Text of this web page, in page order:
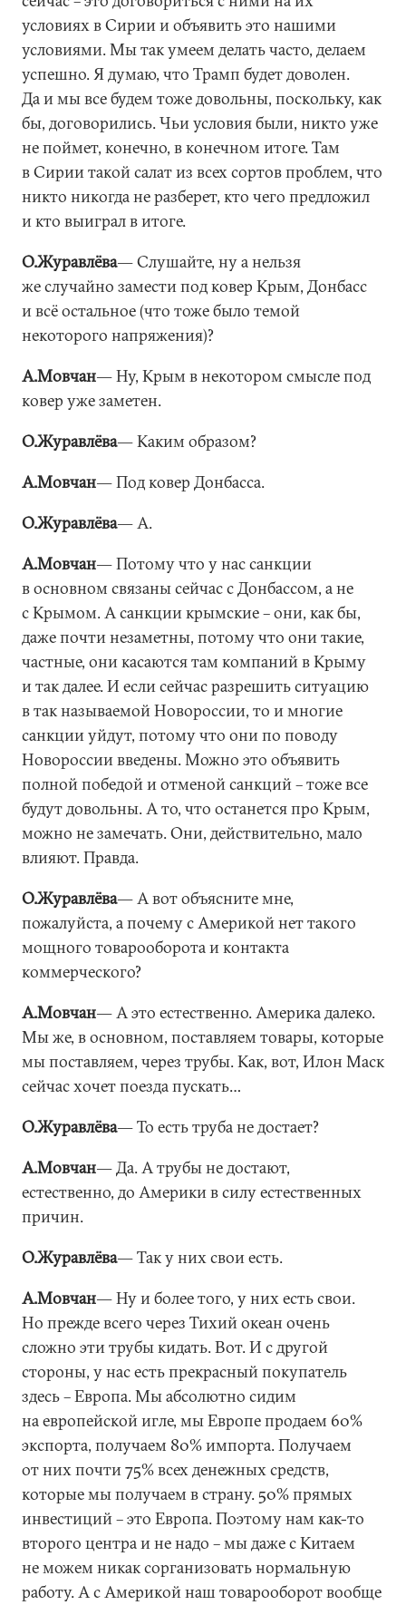
условиях в Сирии и объявить это нашими
условиями. Мы так умеем делать часто, делаем
успешно. Я думаю, что Трамп будет доволен.
Да и мы все будем тоже довольны, поскольку, как
бы, договорились. Чьи условия были, никто уже
не поймет, конечно, в конечном итоге. Там
в Сирии такой салат из всех сортов проблем, что
никто никогда не разберет, кто чего предложил
и кто выиграл в итоге.
О.Журавлёва― Слушайте, ну а нельзя
же случайно замести под ковер Крым, Донбасс
и всё остальное (что тоже было темой
некоторого напряжения)?
А.Мовчан― Ну, Крым в некотором смысле под
ковер уже заметен.
О.Журавлёва― Каким образом?
А.Мовчан― Под ковер Донбасса.
О.Журавлёва― А.
А.Мовчан― Потому что у нас санкции
в основном связаны сейчас с Донбассом, а не
с Крымом. А санкции крымские – они, как бы,
даже почти незаметны, потому что они такие,
частные, они касаются там компаний в Крыму
и так далее. И если сейчас разрешить ситуацию
в так называемой Новороссии, то и многие
санкции уйдут, потому что они по поводу
Новороссии введены. Можно это объявить
полной победой и отменой санкций – тоже все
будут довольны. А то, что останется про Крым,
можно не замечать. Они, действительно, мало
влияют. Правда.
О.Журавлёва― А вот объясните мне,
пожалуйста, а почему с Америкой нет такого
мощного товарооборота и контакта
коммерческого?
А.Мовчан― А это естественно. Америка далеко.
Мы же, в основном, поставляем товары, которые
мы поставляем, через трубы. Как, вот, Илон Маск
сейчас хочет поезда пускать…
О.Журавлёва― То есть труба не достает?
А.Мовчан― Да. А трубы не достают,
естественно, до Америки в силу естественных
причин.
О.Журавлёва― Так у них свои есть.
А.Мовчан― Ну и более того, у них есть свои.
Но прежде всего через Тихий океан очень
сложно эти трубы кидать. Вот. И с другой
стороны, у нас есть прекрасный покупатель
здесь – Европа. Мы абсолютно сидим
на европейской игле, мы Европе продаем 60%
экспорта, получаем 80% импорта. Получаем
от них почти 75% всех денежных средств,
которые мы получаем в страну. 50% прямых
инвестиций – это Европа. Поэтому нам как-то
второго центра и не надо – мы даже с Китаем
не можем никак сорганизовать нормальную
работу. А с Америкой наш товарооборот вообще